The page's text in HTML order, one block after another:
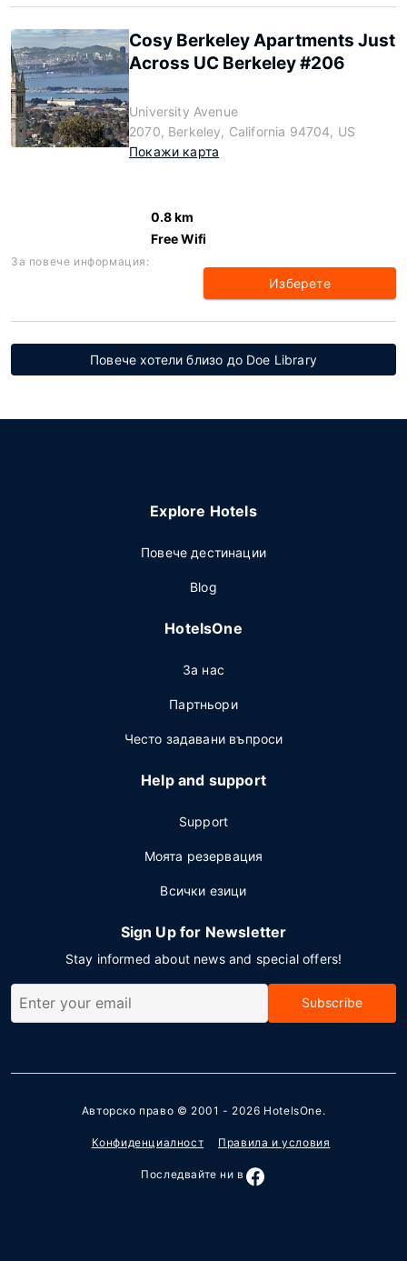
Cosy Berkeley Apartments Just
Across UC Berkeley #206
University Avenue
2070, Berkeley, California 94704, US
Покажи карта
0.8 km
Free Wifi
За повече информация:
Изберете
Повече хотели близо до Doe Library
Explore Hotels
Повече дестинации
Blog
HotelsOne
За нас
Партньори
Често задавани въпроси
Help and support
Support
Моята резервация
Всички езици
Sign Up for Newsletter
Stay informed about news and special offers!
Subscribe
Авторско право © 2001 - 2026 HotelsOne.
Конфиденциалност Правила и условия
Последвайте ни в